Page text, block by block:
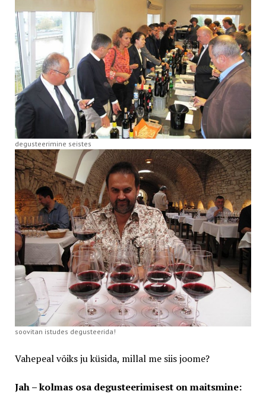
degusteerimine seistes
soovitan istudes degusteerida!
Vahepeal võiks ju küsida, millal me siis joome?
Jah – kolmas osa degusteerimisest on maitsmine: